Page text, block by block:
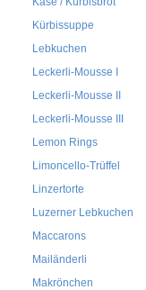
Kürbissuppe
Lebkuchen
Leckerli-Mousse I
Leckerli-Mousse II
Leckerli-Mousse III
Lemon Rings
Limoncello-Trüffel
Linzertorte
Luzerner Lebkuchen
Maccarons
Mailänderli
Makrönchen